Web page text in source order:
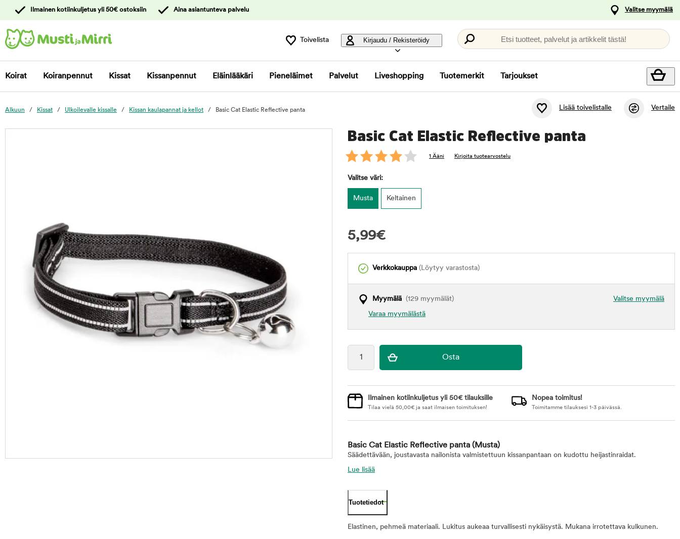
asiakaspalveluun
Ilmainen kotiinkuljetus yli 50€ ostoksiin Aina asiantunteva palvelu Valitse myymälä
Toivelista Kirjaudu / Rekisteröidy Etsi tuotteet, palvelut ja artikkelit tästä!
Koirat Koiranpennut Kissat Kissanpennut Eläinlääkäri Pieneläimet Palvelut Liveshopping Tuotemerkit Tarjoukset
Alkuun Kissat Ulkoilevalle kissalle Kissan kaulapannat ja kellot Basic Cat Elastic Reflective panta Lisää toivelistalle Vertaile
Basic Cat Elastic Reflective panta
1 Ääni Kirjoita tuotearvostelu
Valitse väri:
Musta Keltainen
5,99€
Verkkokauppa (Löytyy varastosta)
Valitse myymälä
Myymälä (129 myymälät)
Varaa myymälästä
Ilmainen kotiinkuljetus yli 50€ tilauksille
Tilaa vielä 50,00€ ja saat ilmaisen toimituksen!
Nopea toimitus!
Toimitamme tilauksesi 1-3 päivässä.
Basic Cat Elastic Reflective panta (Musta)
Säädettävään, joustavasta nailonista valmistettuun kissanpantaan on kudottu heijastinraidat.
Lue lisää
Tuotetiedot
Elastinen, pehmeä materiaali. Lukitus aukeaa turvallisesti nykäisystä. Mukana irrotettava kulkunen.